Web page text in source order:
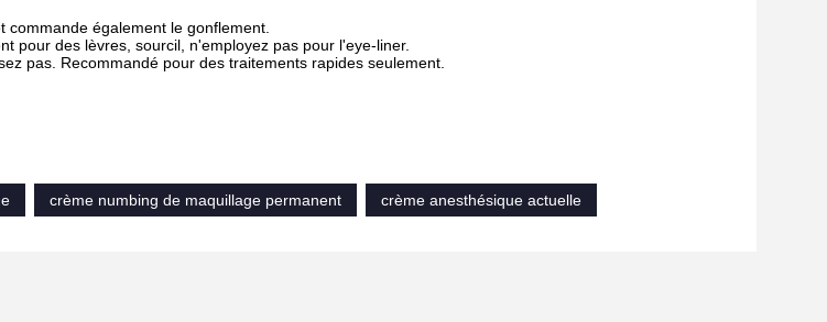
commande également le gonflement.
pour des lèvres, sourcil, n'employez pas pour l'eye-liner.
pas. Recommandé pour des traitements rapides seulement.
crème numbing de maquillage permanent crème anesthésique actuelle